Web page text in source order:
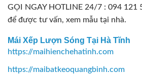
GỌI NGAY HOTLINE 24/7 : 094 121
để được tư vấn, xem mẫu tại nhà.
Mái Xếp Lượn Sóng Tại Hà Tĩnh
https://maihienchehatinh.com
https://maibatkeoquangbinh.com